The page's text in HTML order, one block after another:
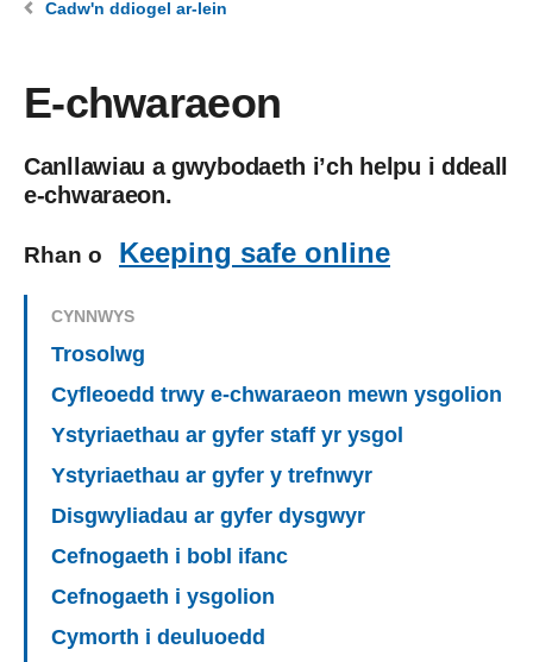
Cadw'n ddiogel ar-lein
E-chwaraeon
Canllawiau a gwybodaeth i’ch helpu i ddeall
e-chwaraeon.
Rhan o Keeping safe online
CYNNWYS
Trosolwg
Cyfleoedd trwy e-chwaraeon mewn ysgolion
Ystyriaethau ar gyfer staff yr ysgol
Ystyriaethau ar gyfer y trefnwyr
Disgwyliadau ar gyfer dysgwyr
Cefnogaeth i bobl ifanc
Cefnogaeth i ysgolion
Cymorth i deuluoedd